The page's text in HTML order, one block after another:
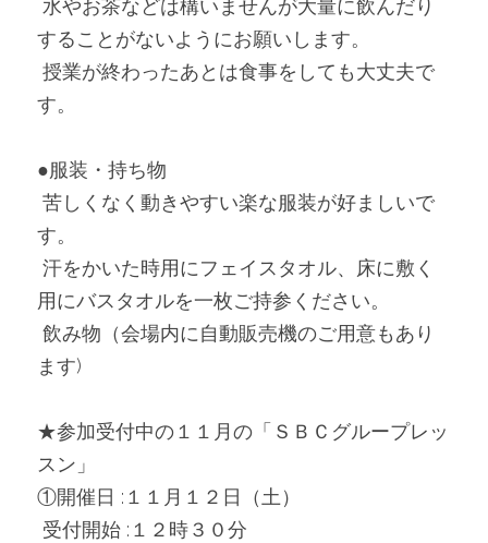
することがないようにお願いします。
す。
●服装・持ち物
す。
用にバスタオルを一枚ご持参ください。
ます)
★参加受付中の１１月の「ＳＢＣグループレッ
スン」
①開催日 :１１月１２日（土）
受付開始 :１２時３０分